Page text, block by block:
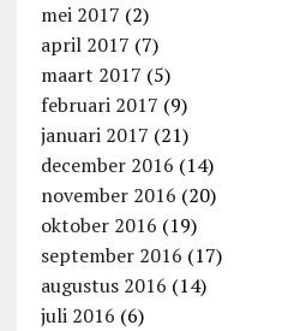
mei 2017 (2)
april 2017 (7)
maart 2017 (5)
februari 2017 (9)
januari 2017 (21)
december 2016 (14)
november 2016 (20)
oktober 2016 (19)
september 2016 (17)
augustus 2016 (14)
juli 2016 (6)